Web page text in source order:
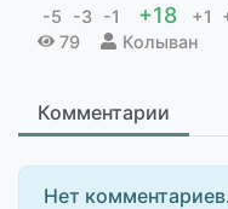
-5 -3 -1 +18 +1
79
Колыван
Комментарии
Нет